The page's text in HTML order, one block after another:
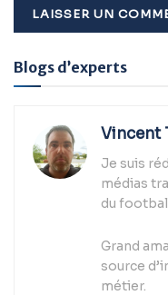
Alternative:
Blogs d’experts
Vincent
Je suis
médias
du
Grand
source
métier.